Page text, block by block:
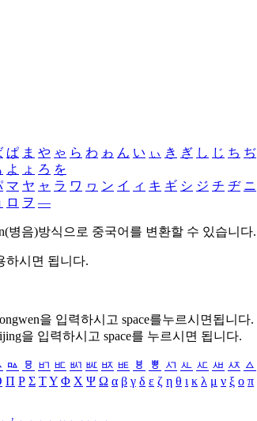
ぱ ま や ゃ ら わ ゎ ん い ぃ き ぎ し じ ち ぢ
よ ょ ろ を
マ ヤ ャ ラ ワ ヮ ン イ ィ キ ギ シ ジ チ ヂ ニ
ロ ヲ ―
병음)방식으로 중국어를 변환할 수 있습니다.
하시면 됩니다.
을 입력하시고 space를누르시면됩니다.
을 입력하시고 space를 누르시면 됩니다.
ㅰ ㅱ ㅲ ㅳ ㅴ ㅵ ㅶ ㅷ ㅸ ㅹ ㅺ ㅻ ㅼ ㅽ ㅾ ㅿ
Π Ρ Σ ΤΥ Φ Χ Ψ Ω α β γ δ ε ζ η θ ι κ λ μ ν ξ ο π